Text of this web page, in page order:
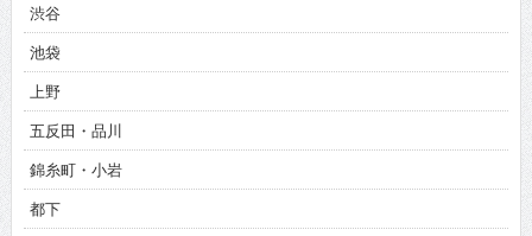
渋谷
池袋
上野
五反田・品川
錦糸町・小岩
都下